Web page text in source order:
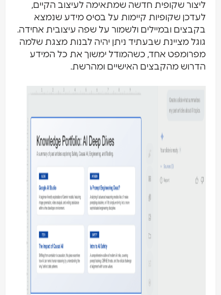
ליצור שקופית חדשה שמתאימה לעיצוב הקיים,
לעדכן שקופיות קיימות על בסיס מידע שנמצא
בקבצים ובמיילים ולשמור על שפה עיצובית אחידה.
גוגל מציינת שבעתיד ניתן יהיה לבנות מצגת שלמה
מפרומפט אחד, כשהמודל ימשוך את כל המידע
הדרוש מהקבצים האישיים ומהרשת.